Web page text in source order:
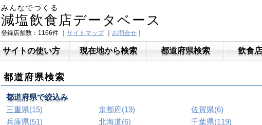
みんなでつくる
減塩飲食店データベース
登録店舗数：1166件 サイトマップ お問合せ
サイトの使い方 現在地から検索 都道府県検索 飲食
都道府県検索
都道府県で絞込み
三重県(15)
京都府(19)
佐賀県(6)
兵庫県(51)
北海道(6)
千葉県(119)